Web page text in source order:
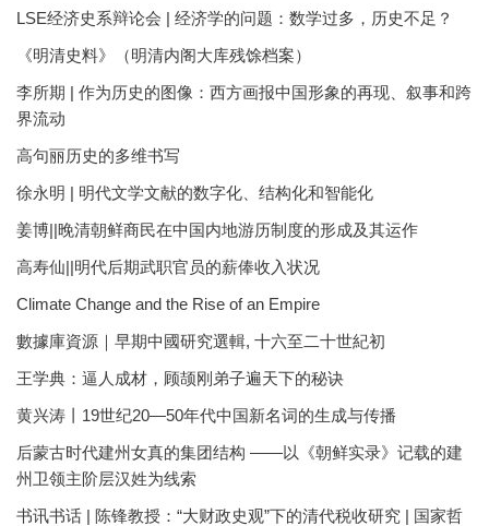
LSE经济史系辩论会 | 经济学的问题：数学过多，历史不足？
《明清史料》（明清内阁大库残馀档案）
李所期 | 作为历史的图像：西方画报中国形象的再现、叙事和跨
界流动
高句丽历史的多维书写
徐永明 | 明代文学文献的数字化、结构化和智能化
姜博||晚清朝鲜商民在中国内地游历制度的形成及其运作
高寿仙||明代后期武职官员的薪俸收入状况
Climate Change and the Rise of an Empire
數據庫資源｜早期中國研究選輯, 十六至二十世紀初
王学典：逼人成材，顾颉刚弟子遍天下的秘诀
黄兴涛丨19世纪20—50年代中国新名词的生成与传播
后蒙古时代建州女真的集团结构 ——以《朝鲜实录》记载的建
州卫领主阶层汉姓为线索
书讯书话 | 陈锋教授：“大财政史观”下的清代税收研究 | 国家哲